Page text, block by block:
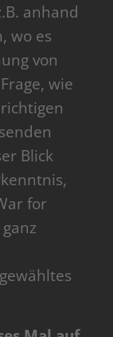
anhand
wo es
von
wie
Blick
for